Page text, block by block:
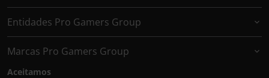
Entidades Pro Gamers Group
Marcas Pro Gamers Group
Aceitamos